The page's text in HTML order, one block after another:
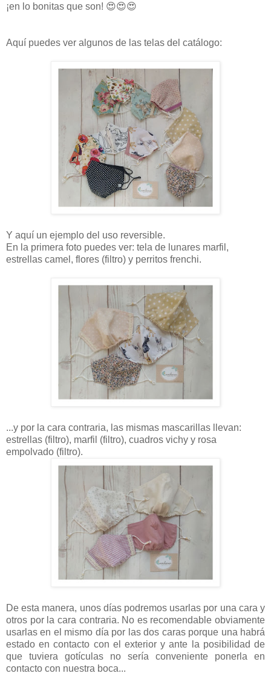
¡en lo bonitas que son! 😍😍😍
Aquí puedes ver algunos de las telas del catálogo:
Y aquí un ejemplo del uso reversible.
En la primera foto puedes ver: tela de lunares marfil,
estrellas camel, flores (filtro) y perritos frenchi.
...y por la cara contraria, las mismas mascarillas llevan:
estrellas (filtro), marfil (filtro), cuadros vichy y rosa
empolvado (filtro).
De esta manera, unos días podremos usarlas por una cara y
otros por la cara contraria. No es recomendable obviamente
usarlas en el mismo día por las dos caras porque una habrá
estado en contacto con el exterior y ante la posibilidad de
que tuviera gotículas no sería conveniente ponerla en
contacto con nuestra boca...